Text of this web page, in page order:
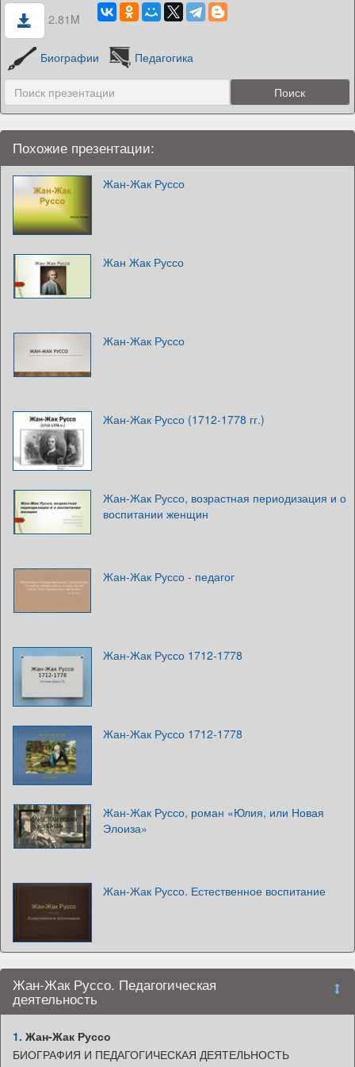
2.81M
Биографии Педагогика
Похожие презентации:
Жан-Жак Руссо
Жан Жак Руссо
Жан-Жак Руссо
Жан-Жак Руссо (1712-1778 гг.)
Жан-Жак Руссо, возрастная периодизация и о
воспитании женщин
Жан-Жак Руссо - педагог
Жан-Жак Руссо 1712-1778
Жан-Жак Руссо 1712-1778
Жан-Жак Руссо, роман «Юлия, или Новая
Элоиза»
Жан-Жак Руссо. Естественное воспитание
Жан-Жак Руссо. Педагогическая
деятельность
1. Жан-Жак Руссо
БИОГРАФИЯ И ПЕДАГОГИЧЕСКАЯ ДЕЯТЕЛЬНОСТЬ